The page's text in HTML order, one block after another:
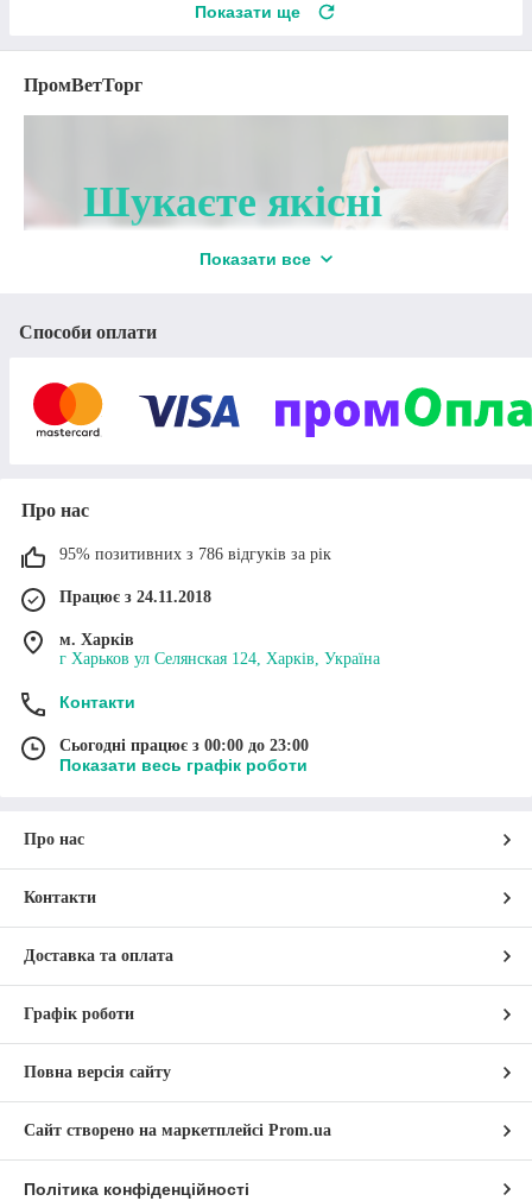
Показати ще
ПромВетТорг
Шукаєте якісні
товари для
Компанія «ПромВетТорг» пропонує
зоотовари власного виробництва!
Деякі факти у цифрах про інтернет
магазин для тварин «ПромВетТорг»
1989
препаратів, товарів для догляду за тваринами
2018
на всю Україну
Показати все
Способи оплати
Про нас
95% позитивних з 786 відгуків за рік
Працює з 24.11.2018
м. Харків
г Харьков ул Селянская 124, Харків, Україна
Контакти
Сьогодні працює з 00:00 до 23:00
Показати весь графік роботи
Про нас
Контакти
Доставка та оплата
Графік роботи
Повна версія сайту
Сайт створено на маркетплейсі Prom.ua
Політика конфіденційності